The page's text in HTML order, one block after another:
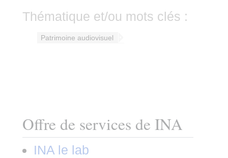
Thématique et/ou mots clés :
Patrimoine audiovisuel
Offre de services de INA
INA le lab